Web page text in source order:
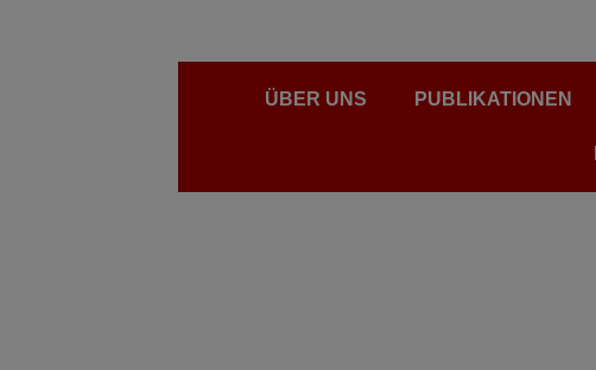
ÜBER UNS PUBLIKATIONEN